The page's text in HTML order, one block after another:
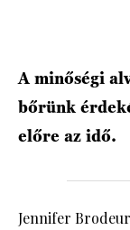
A minőségi
bőrünk
előre az idő.
Jennifer